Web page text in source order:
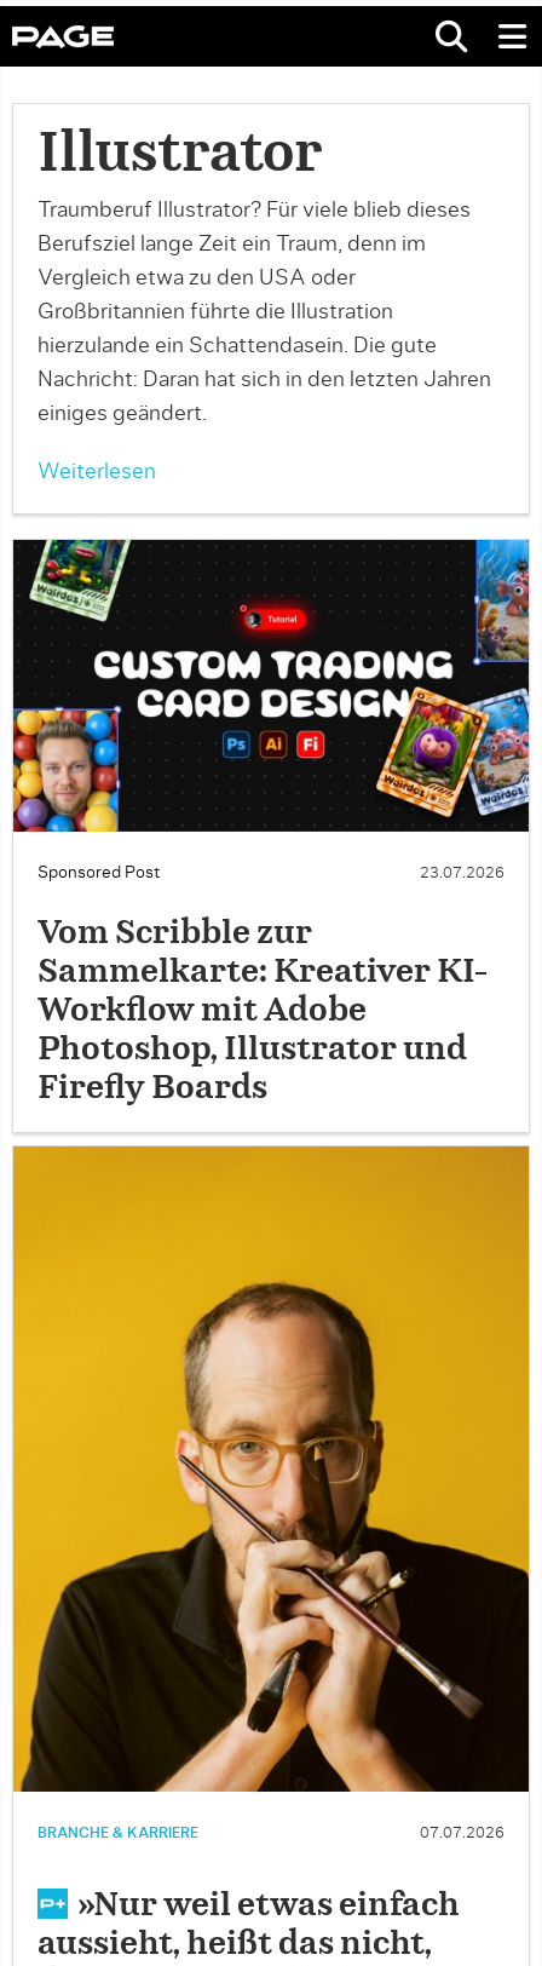
Illustrator
Traumberuf Illustrator? Für viele blieb dieses
Berufsziel lange Zeit ein Traum, denn im
Vergleich etwa zu den USA oder
Großbritannien führte die Illustration
hierzulande ein Schattendasein. Die gute
Nachricht: Daran hat sich in den letzten Jahren
einiges geändert.
Weiterlesen
Sponsored Post 23.07.2026
Vom Scribble zur
Sammelkarte: Kreativer KI-
Workflow mit Adobe
Photoshop, Illustrator und
Firefly Boards
BRANCHE & KARRIERE 07.07.2026
»Nur weil etwas einfach
aussieht, heißt das nicht,